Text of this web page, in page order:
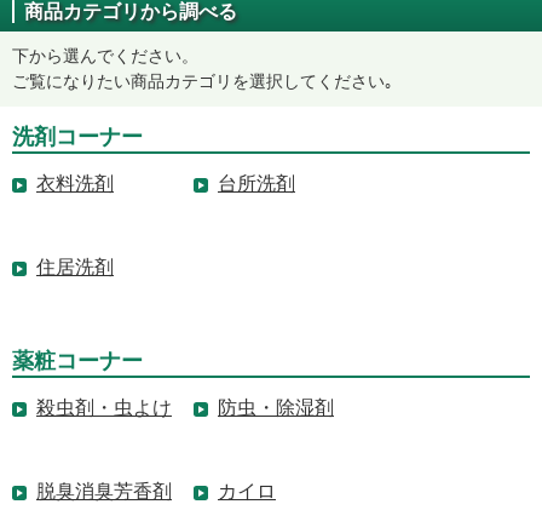
商品カテゴリから調べる
下から選んでください。
ご覧になりたい商品カテゴリを選択してください｡
洗剤コーナー
衣料洗剤 台所洗剤
住居洗剤
薬粧コーナー
殺虫剤・虫よけ 防虫・除湿剤
脱臭消臭芳香剤 カイロ